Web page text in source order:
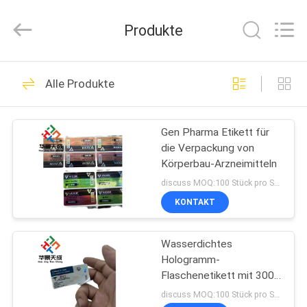
HAUS
PRODUKTE
ÜBER
FABRIK-
AUSFLUG
QUALITÄTSKONTROLLE
Reserved.
Glasphiolen-
Aufkleber
335
Etiketten der
Durchstechflaschen
256
Produkte
Alle Produkte
Gen Pharma Etikett für
die Verpackung von
Körperbau-Arzneimitteln
discuss MOQ:100 Stück pro Stück
KONTAKT
Wasserdichtes
Hologramm-
Flaschenetikett mit 300
dpi Druckauflösung und